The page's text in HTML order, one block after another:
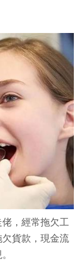
，經常拖欠工
貨款，現金流